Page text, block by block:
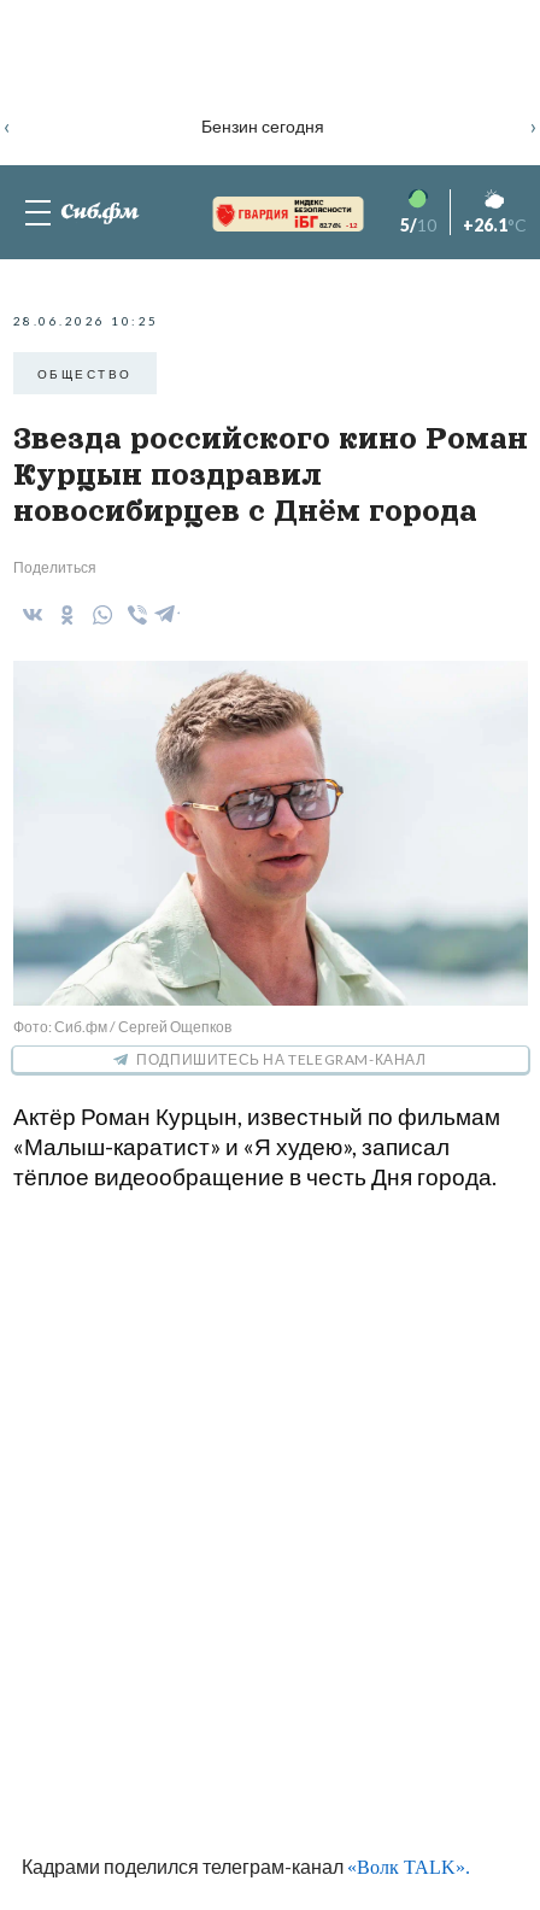
Бензин сегодня
‹ ›
82.76% -1.2 5/10 +26.1°C
28.06.2026 10:25
ОБЩЕСТВО
Звезда российского кино Роман
Курцын поздравил
новосибирцев с Днём города
Поделиться
Фото: Сиб.фм / Сергей Ощепков
ПОДПИШИТЕСЬ НА TELEGRAM-КАНАЛ
Актёр Роман Курцын, известный по фильмам
«Малыш-каратист» и «Я худею», записал
тёплое видеообращение в честь Дня города.
Кадрами поделился телеграм-канал «Волк TALK».